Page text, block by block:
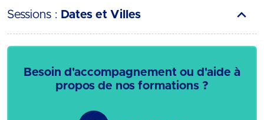
Sessions : Dates et Villes
Besoin d'accompagnement ou d'aide à
propos de nos formations ?